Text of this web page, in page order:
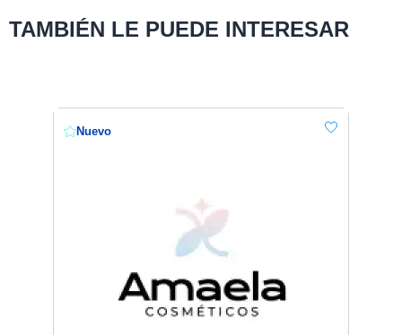
TAMBIÉN LE PUEDE INTERESAR
Nuevo